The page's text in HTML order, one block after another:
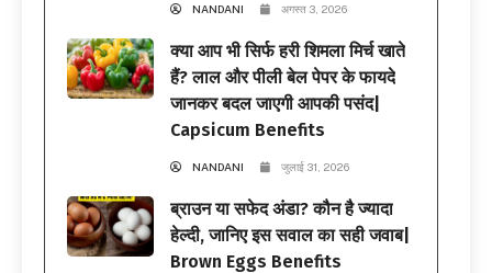
NANDANI अगस्त 3, 2026
क्या आप भी सिर्फ हरी शिमला मिर्च खाते
हैं? लाल और पीली बेल पेपर के फायदे
जानकर बदल जाएगी आपकी पसंद|
Capsicum Benefits
NANDANI जुलाई 31, 2026
ब्राउन या सफेद अंडा? कौन है ज्यादा
हेल्दी, जानिए इस सवाल का सही जवाब|
Brown Eggs Benefits